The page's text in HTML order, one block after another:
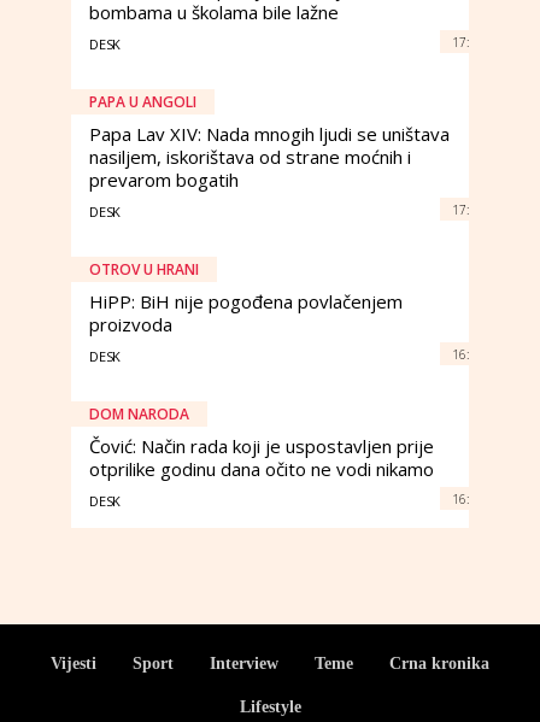
bombama u školama bile lažne
DESK 17:
PAPA U ANGOLI
Papa Lav XIV: Nada mnogih ljudi se uništava
nasiljem, iskorištava od strane moćnih i
prevarom bogatih
DESK 17:
OTROV U HRANI
HiPP: BiH nije pogođena povlačenjem
proizvoda
DESK 16:
DOM NARODA
Čović: Način rada koji je uspostavljen prije
otprilike godinu dana očito ne vodi nikamo
DESK 16:
Vijesti Sport Interview Teme Crna kronika
Lifestyle